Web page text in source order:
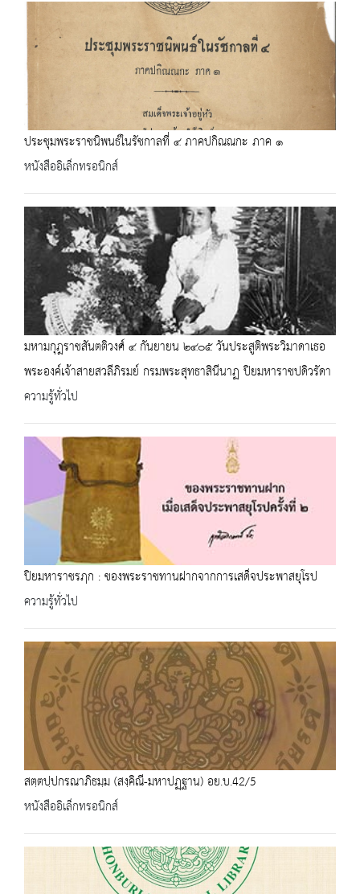
ประชุมพระราชนิพนธ์ในรัชกาลที่ ๔ ภาคปกิณณกะ ภาค ๑
หนังสืออิเล็กทรอนิกส์
มหามกุฎราชสันตติวงศ์ ๔ กันยายน ๒๔๐๕ วันประสูติพระวิมาดาเธอ
พระองค์เจ้าสายสวลีภิรมย์ กรมพระสุทธาสินีนาฏ ปิยมหาราชปดิวรัดา
ความรู้ทั่วไป
ปิยมหาราชรฦก : ของพระราชทานฝากจากการเสด็จประพาสยุโรป
ความรู้ทั่วไป
สตฺตปฺปกรณาภิธมฺม (สงฺคิณี-มหาปฏฺฐาน) อย.บ.42/5
หนังสืออิเล็กทรอนิกส์